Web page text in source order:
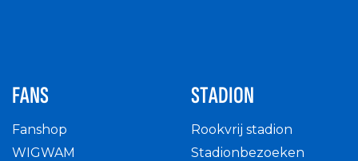
FANS
Fanshop
WIGWAM
STADION
Rookvrij stadion
Stadionbezoeken